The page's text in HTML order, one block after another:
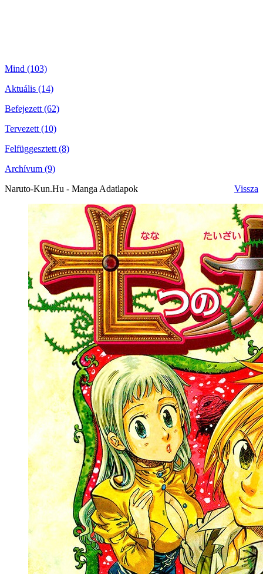
Mind (103)
Aktuális (14)
Befejezett (62)
Tervezett (10)
Felfüggesztett (8)
Archívum (9)
Naruto-Kun.Hu - Manga Adatlapok
Vissza